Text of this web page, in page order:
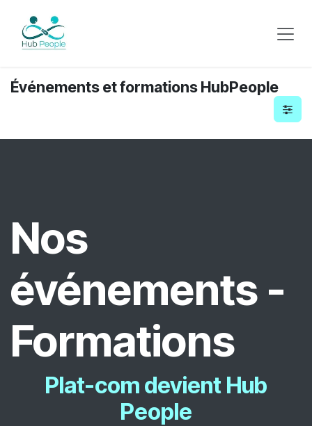
Événements et formations HubPeople
Nos
événements -
Formations
Plat-com devient Hub
People